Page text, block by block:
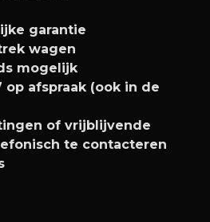
garantie
wagen
mogelijk
afspraak (ook in de
of vrijblijvende
te contacteren